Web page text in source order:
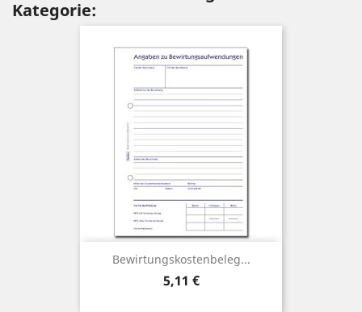
Kategorie:
Bewirtungskostenbeleg...
Preis
5,11 €